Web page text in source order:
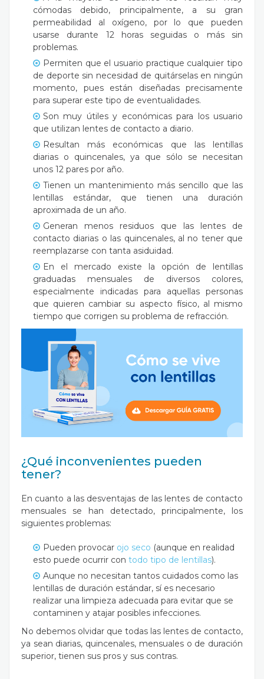
cómodas debido, principalmente, a su gran
permeabilidad al oxígeno, por lo que pueden
usarse durante 12 horas seguidas o más sin
problemas.
Permiten que el usuario practique cualquier tipo
de deporte sin necesidad de quitárselas en ningún
momento, pues están diseñadas precisamente
para superar este tipo de eventualidades.
Son muy útiles y económicas para los usuario
que utilizan lentes de contacto a diario.
Resultan más económicas que las lentillas
diarias o quincenales, ya que sólo se necesitan
unos 12 pares por año.
Tienen un mantenimiento más sencillo que las
lentillas estándar, que tienen una duración
aproximada de un año.
Generan menos residuos que las lentes de
contacto diarias o las quincenales, al no tener que
reemplazarse con tanta asiduidad.
En el mercado existe la opción de lentillas
graduadas mensuales de diversos colores,
especialmente indicadas para aquellas personas
que quieren cambiar su aspecto físico, al mismo
tiempo que corrigen su problema de refracción.
¿Qué inconvenientes pueden
tener?
En cuanto a las desventajas de las lentes de contacto
mensuales se han detectado, principalmente, los
siguientes problemas:
Pueden provocar ojo seco (aunque en realidad
esto puede ocurrir con todo tipo de lentillas).
Aunque no necesitan tantos cuidados como las
lentillas de duración estándar, sí es necesario
realizar una limpieza adecuada para evitar que se
contaminen y atajar posibles infecciones.
No debemos olvidar que todas las lentes de contacto,
ya sean diarias, quincenales, mensuales o de duración
superior, tienen sus pros y sus contras.